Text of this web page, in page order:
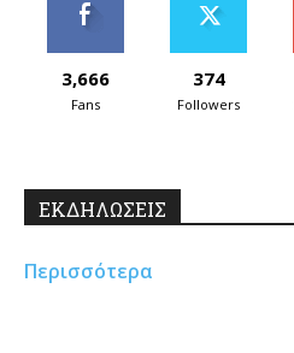
3,666
Fans
374
Followers
ΕΚΔΗΛΩΣΕΙΣ
Περισσότερα